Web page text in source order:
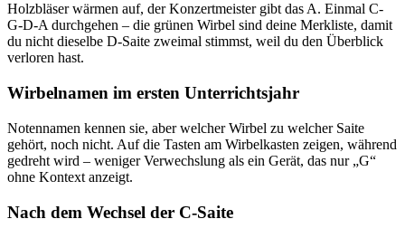
Holzbläser wärmen auf, der Konzertmeister gibt das A. Einmal C-
G-D-A durchgehen – die grünen Wirbel sind deine Merkliste, damit
du nicht dieselbe D-Saite zweimal stimmst, weil du den Überblick
verloren hast.
Wirbelnamen im ersten Unterrichtsjahr
Notennamen kennen sie, aber welcher Wirbel zu welcher Saite
gehört, noch nicht. Auf die Tasten am Wirbelkasten zeigen, während
gedreht wird – weniger Verwechslung als ein Gerät, das nur „G“
ohne Kontext anzeigt.
Nach dem Wechsel der C-Saite